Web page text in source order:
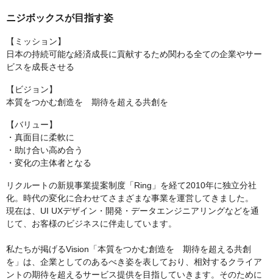
ニジボックスが目指す姿
【ミッション】
⽇本の持続可能な経済成⻑に貢献するため関わる全ての企業やサー
ビスを成⻑させる
【ビジョン】
本質をつかむ創造を 期待を超える共創を
【バリュー】
・真面目に柔軟に
・助け合い高め合う
・変化の主体者となる
リクルートの新規事業提案制度「Ring」を経て2010年に独立分社
化。時代の変化に合わせてさまざまな事業を運営してきました。
現在は、UI UXデザイン・開発・データエンジニアリングなどを通
じて、お客様のビジネスに伴走しています。
私たちが掲げるVision「本質をつかむ創造を 期待を超える共創
を」は、企業としてのあるべき姿を表しており、相対するクライア
ントの期待を超えるサービス提供を目指していきます。そのために